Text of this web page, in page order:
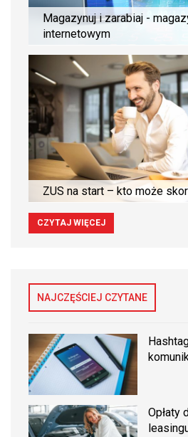
Magazynuj i zarabiaj -
internetowym
ZUS na start – kto może
CZYTAJ WIĘCEJ
NAJCZĘŚCIEJ CZYTANE
Opłaty